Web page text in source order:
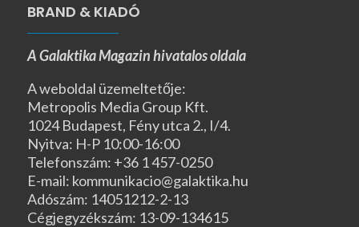
BRAND & KIADÓ
A Galaktika Magazin hivatalos oldala
A weboldal üzemeltetője:
Metropolis Media Group Kft.
1024 Budapest, Fény utca 2., I/4.
Nyitva: H-P 10:00-16:00
Telefonszám: +36 1 457-0250
E-mail: kommunikacio@galaktika.hu
Adószám: 14051212-2-13
Cégjegyzékszám: 13-09-134615